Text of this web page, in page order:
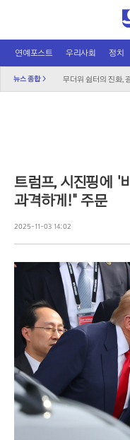
연예포스트 우리사회 정치
뉴스 종합 >
장가현, 현영 연기에
무더위 쉼터의 진화,
오뚜기·비비고 면 전
K컬처 300조 시대…
달에 부딪힌 스페이스
트럼프의 중동 평화
AI 시대의 예술, 안상
질투와 파멸의 기타
7500장 타일의 마법
스파이더맨 흥행 돌
단것만 찾는 당신,
내 몸 망치는 만성염
유격수 고민 끝낸
파도 파도 괴담, 문진
데뷔골 아이아스 합
"폭염엔 실내가 답"…
트럼프, 시진핑에 '
과격하게!" 주문
2025-11-03 14:02